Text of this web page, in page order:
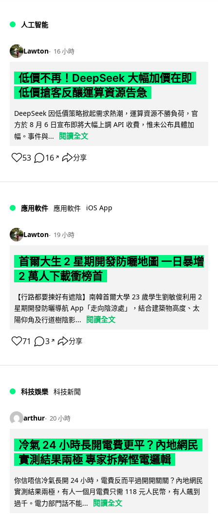
人工智能
Lawton 16 小時
低價不再！DeepSeek 大幅加價在即
低價搶客反釀運算資源告急
DeepSeek 因低價策略掀起需求熱潮，運算資源不勝負荷，官
方於 8 月 6 日宣布即將大幅上調 API 收費，惟未公布具體加
幅。事件與...
閱讀全文
53 16 ↗ 分享
應用軟件 應用軟件 iOS App
Lawton 19 小時
首爾大生 2 星期開發防曬地圖 一日暴增
2 萬人下載衝榜首
【行路都要揀好有遮陰】南韓首爾大學 23 歲學生劉敏俊利用 2
星期開發防曬導航 App「走向陰涼處」，結合建築物高度、太
陽仰角及行道樹陰影...
閱讀全文
71 3 ↗ 分享
科技娛樂 科技新聞
arthur 20 小時
冷氣 24 小時長開電費更平？內地網民
實測結果兩極 專家拆解慳電邏輯
你信唔信冷氣長開 24 小時，電費反而平過開開關關？內地網民
實測結果兩極，有人一個月電費只需 118 元人民幣，有人飆到
過千。電力部門話不能...
閱讀全文